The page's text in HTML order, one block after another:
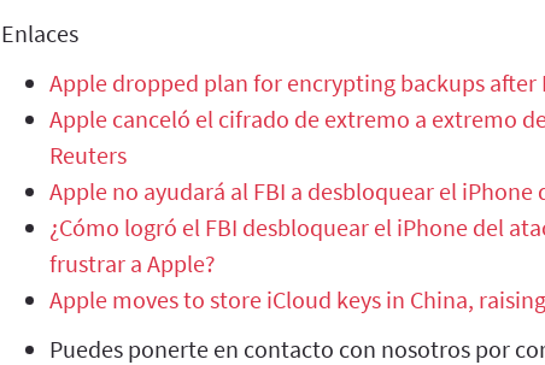
Enlaces
Apple dropped plan for encrypting backups after
Apple canceló el cifrado de extremo a extremo
Reuters
Apple no ayudará al FBI a desbloquear el
¿Cómo logró el FBI desbloquear el iPhone del
frustrar a Apple?
Apple moves to store iCloud keys in China,
Puedes ponerte en contacto con nosotros por